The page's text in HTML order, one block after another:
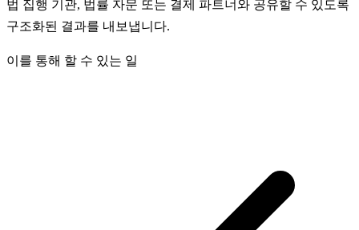
법 집행 기관, 법률 자문 또는 결제 파트너와 공유할 수 있도록
구조화된 결과를 내보냅니다.
이를 통해 할 수 있는 일